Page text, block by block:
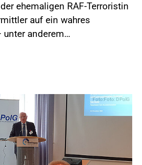
ehemaligen RAF-Terroristin
auf ein wahres
unter anderem…
Foto:Foto: DPolG